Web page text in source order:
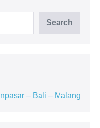
Search
– Bali – Malang